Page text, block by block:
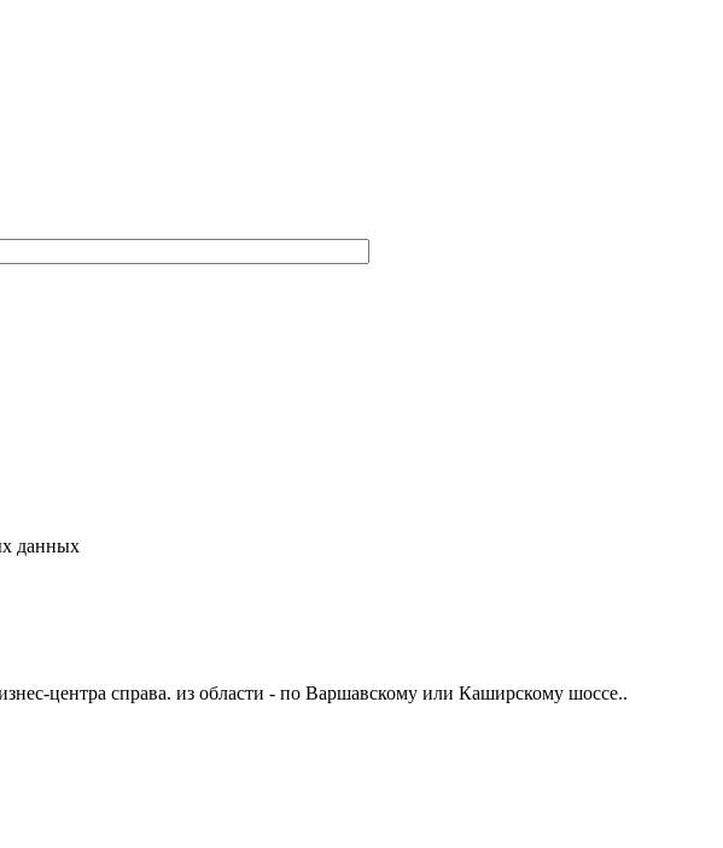
данных
центра справа. из области - по Варшавскому или Каширскому шоссе..